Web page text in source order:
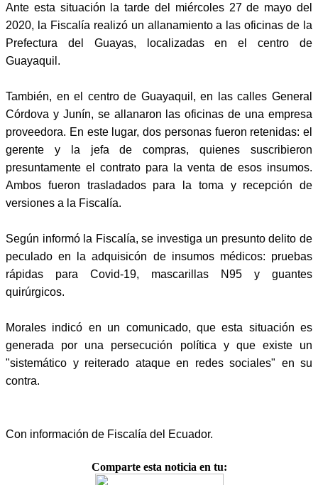
Ante esta situación la tarde del miércoles 27 de mayo del
2020, la Fiscalía realizó un allanamiento a las oficinas de la
Prefectura del Guayas, localizadas en el centro de
Guayaquil.
También, en el centro de Guayaquil, en las calles General
Córdova y Junín, se allanaron las oficinas de una empresa
proveedora. En este lugar, dos personas fueron retenidas: el
gerente y la jefa de compras, quienes suscribieron
presuntamente el contrato para la venta de esos insumos.
Ambos fueron trasladados para la toma y recepción de
versiones a la Fiscalía.
Según informó la Fiscalía, se investiga un presunto delito de
peculado en la adquisicón de insumos médicos: pruebas
rápidas para Covid-19, mascarillas N95 y guantes
quirúrgicos.
Morales indicó en un comunicado, que esta situación es
generada por una persecución política y que existe un
"sistemático y reiterado ataque en redes sociales" en su
contra.
Con información de Fiscalía del Ecuador.
Comparte esta noticia en tu: